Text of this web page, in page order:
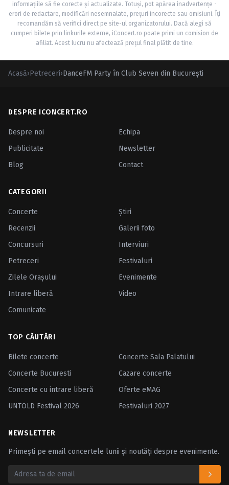
informațiile să fie corecte și actualizate. Totuși, pot apărea inadvertențe -
erori de redactare, modificări nesemnalate, prețuri incorecte sau omisiuni. Îți
recomandăm să verifici direct pe site-ul organizatorului. Dacă alegi să
cumperi bilete prin linkurile externe, iConcert.ro poate primi un comision de
afiliat. Acest lucru nu afectează prețul final plătit de tine.
Acasă›Petreceri›DanceFM Party în Club Seven din Bucureşti
DESPRE ICONCERT.RO
Despre noi
Echipa
Publicitate
Newsletter
Blog
Contact
CATEGORII
Concerte
Ştiri
Recenzii
Galerii foto
Concursuri
Interviuri
Petreceri
Festivaluri
Zilele Oraşului
Evenimente
Intrare liberă
Video
Comunicate
TOP CĂUTĂRI
Bilete concerte
Concerte Sala Palatului
Concerte Bucuresti
Cazare concerte
Concerte cu intrare liberă
Oferte eMAG
UNTOLD Festival 2026
Festivaluri 2027
NEWSLETTER
Primești pe email concertele lunii și noutăți despre evenimente.